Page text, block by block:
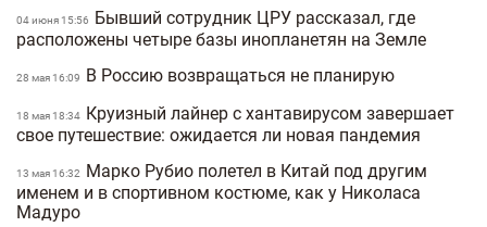
04 июня 15:56
Бывший сотрудник ЦРУ рассказал, где
расположены четыре базы инопланетян на Земле
28 мая 16:09 В Россию возвращаться не планирую
18 мая 18:34 Круизный лайнер с хантавирусом завершает
свое путешествие: ожидается ли новая пандемия
13 мая 16:32
Марко Рубио полетел в Китай под другим
именем и в спортивном костюме, как у Николаса
Мадуро